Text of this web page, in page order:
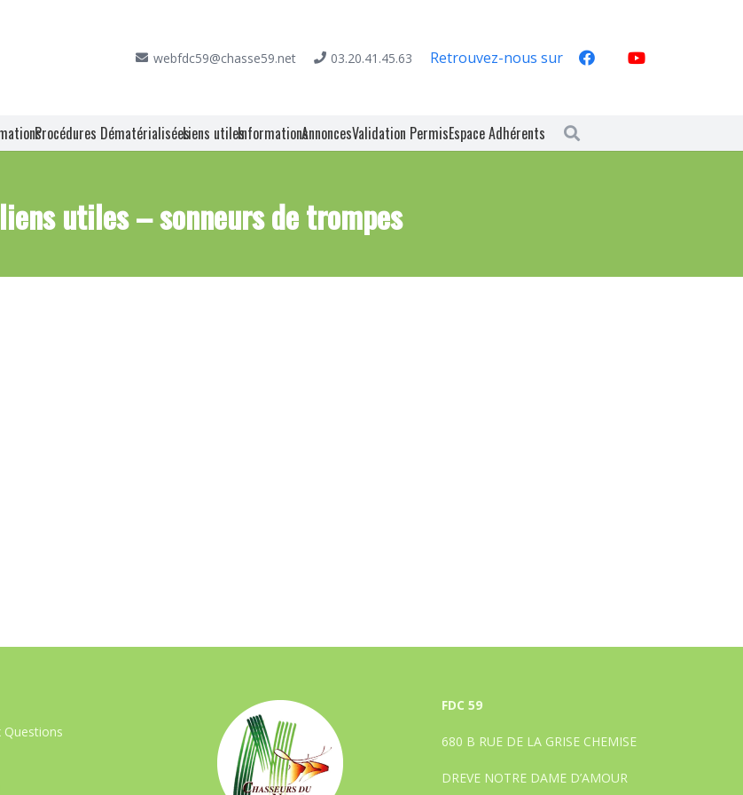
webfdc59@chasse59.net 03.20.41.45.63 Retrouvez-nous sur
Procédures DématérialiséesLiens utilesInformationsAnnoncesValidation PermisEspace Adhérents
utiles – sonneurs de trompes
Questions
FDC 59
680 B RUE DE LA GRISE CHEMISE
DREVE NOTRE DAME D’AMOUR